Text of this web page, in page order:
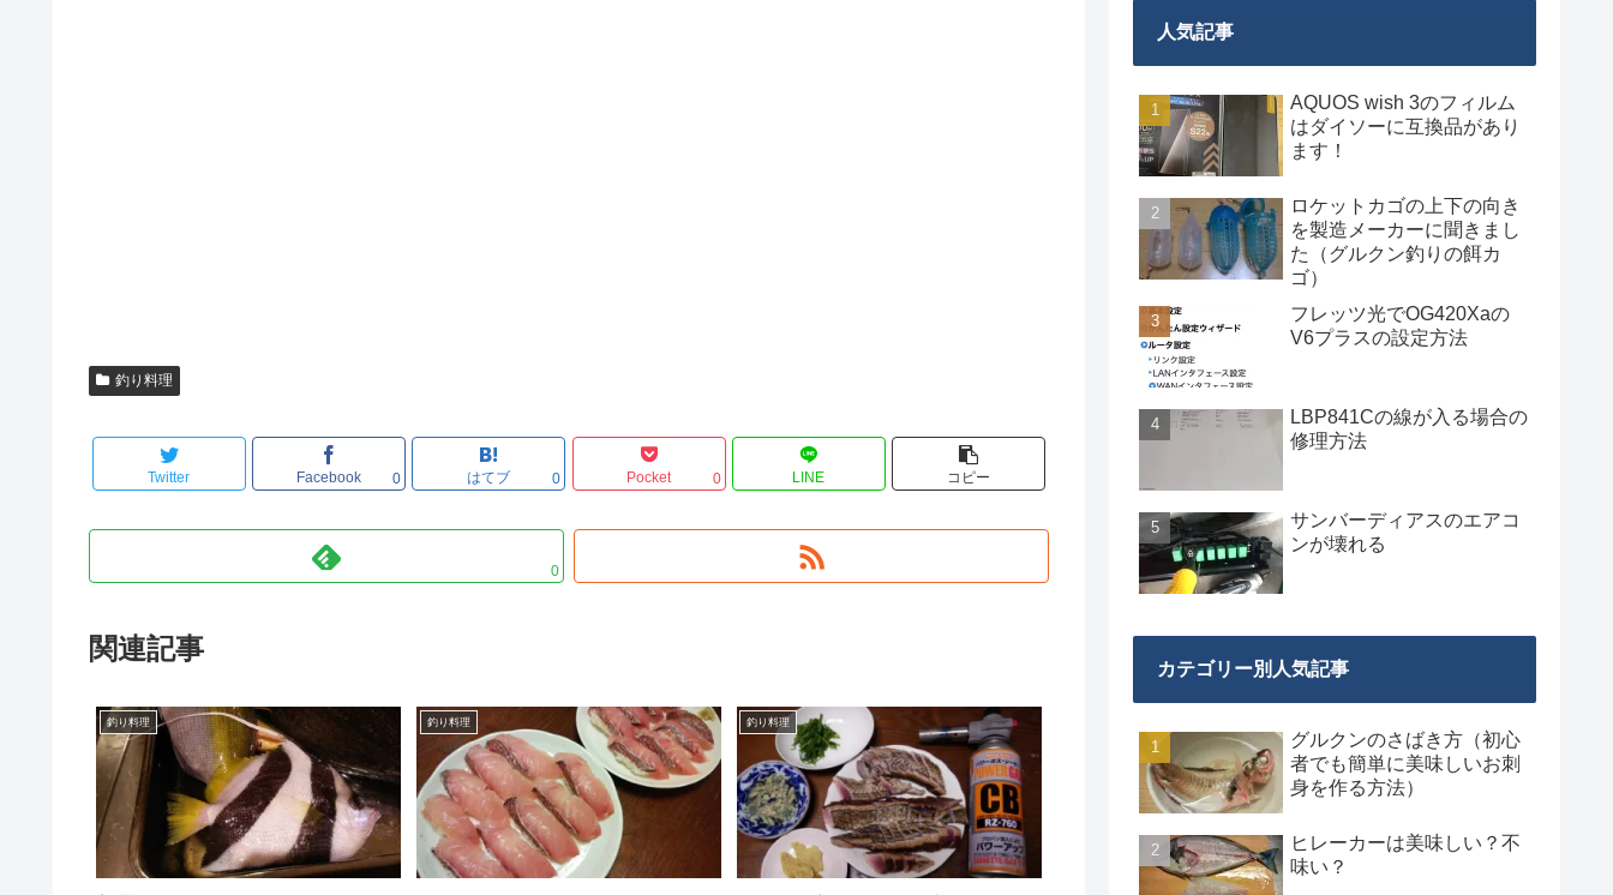
釣り料理
Twitter Facebook 0 はてブ 0 Pocket 0 LINE コピー
0
関連記事
釣り料理 釣り料理 釣り料理
人気記事
AQUOS wish 3のフィルム
はダイソーに互換品があり
ます！
ロケットカゴの上下の向き
を製造メーカーに聞きまし
た（グルクン釣りの餌カ
ゴ）
フレッツ光でOG420Xaの
V6プラスの設定方法
LBP841Cの線が入る場合の
修理方法
サンバーディアスのエアコ
ンが壊れる
カテゴリー別人気記事
グルクンのさばき方（初心
者でも簡単に美味しいお刺
身を作る方法）
ヒレーカーは美味しい？不
味い？